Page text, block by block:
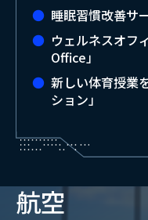
睡眠習慣改善サ
ウェルネスオフ
Office」
新しい体育授業
ション」
航空